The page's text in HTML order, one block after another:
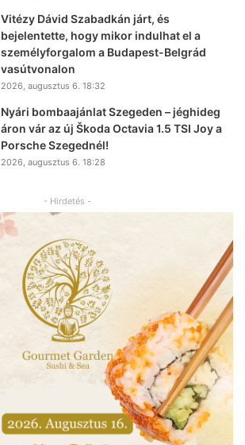
Vitézy Dávid Szabadkán járt, és
bejelentette, hogy mikor indulhat el a
személyforgalom a Budapest-Belgrád
vasútvonalon
2026, augusztus 6. 18:32
Nyári bombaajánlat Szegeden – jéghideg
áron vár az új Škoda Octavia 1.5 TSI Joy a
Porsche Szegednél!
2026, augusztus 6. 18:28
- Hirdetés -